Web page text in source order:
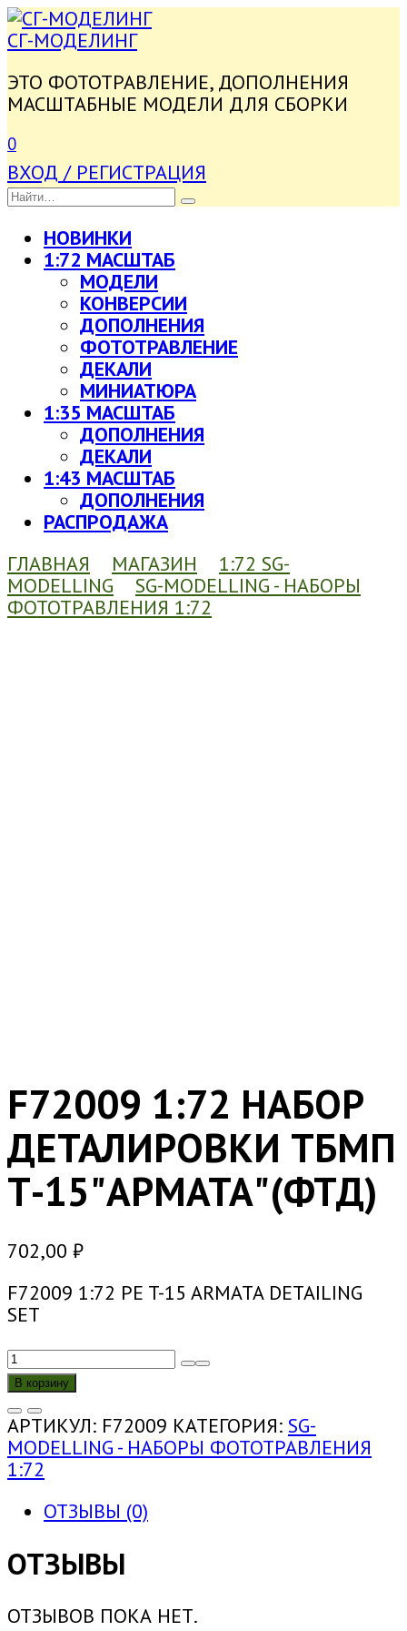
ПЕРЕЙТИ
К
СГ-МОДЕЛИНГ
ЭТО ФОТОТРАВЛЕНИЕ, ДОПОЛНЕНИЯ
МАСШТАБНЫЕ МОДЕЛИ ДЛЯ СБОРКИ
0
ВХОД / РЕГИСТРАЦИЯ
SEARCH
FOR:
НОВИНКИ
1:72 МАСШТАБ
МОДЕЛИ
КОНВЕРСИИ
ДОПОЛНЕНИЯ
ФОТОТРАВЛЕНИЕ
ДЕКАЛИ
МИНИАТЮРА
1:35 МАСШТАБ
ДОПОЛНЕНИЯ
ДЕКАЛИ
1:43 МАСШТАБ
ДОПОЛНЕНИЯ
РАСПРОДАЖА
ГЛАВНАЯ
МАГАЗИН
1:72 SG-
MODELLING
SG-MODELLING - НАБОРЫ
ФОТОТРАВЛЕНИЯ 1:72
F72009 1:72 НАБОР
ДЕТАЛИРОВКИ ТБМП
Т-15"АРМАТА"(ФТД)
702,00 ₽
F72009 1:72 PE T-15 ARMATA DETAILING
SET
КОЛИЧЕСТВО
ТОВАРА
F72009
1:72
НАБОР
ДЕТАЛИРОВКИ
ТБМП
Т-15"АРМАТА"
(ФТД)
В корзину
АРТИКУЛ: F72009 КАТЕГОРИЯ: SG-
MODELLING - НАБОРЫ ФОТОТРАВЛЕНИЯ
1:72
ОТЗЫВЫ (0)
ОТЗЫВЫ
ОТЗЫВОВ ПОКА НЕТ.